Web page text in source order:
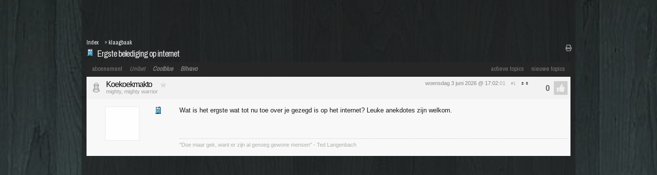
Ergste belediging op internet
Index »klaagbaak
actieve topics nieuwe topics
abonnement Unibet Coolblue Bitvavo
woensdag 3 juni 2026 @ 17:02:01 #1
Koekoekmakto
mighty, mighty warrior
Wat is het ergste wat tot nu toe over je gezegd is op het internet? Leuke anekdotes zijn welkom.
"Doe maar gek, want er zijn al genoeg gewone mensen" - Ted Langenbach